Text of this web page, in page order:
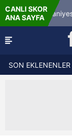
CANLI SKOR
ANA SAYFA
SON EKLENENLER